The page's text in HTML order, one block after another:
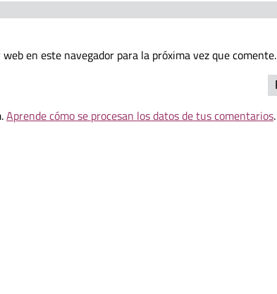
en este navegador para la próxima vez que comente.
Aprende cómo se procesan los datos de tus comentarios.